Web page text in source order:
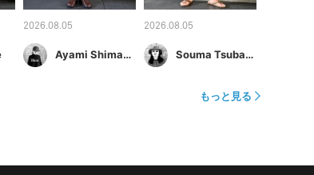
2026.08.05
Ayami Shimamura
2026.08.05
Souma Tsubakino
もっと見る